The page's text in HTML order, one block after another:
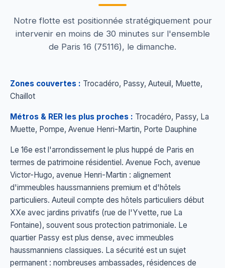
Notre flotte est positionnée stratégiquement pour
intervenir en moins de 30 minutes sur l'ensemble
de Paris 16 (75116), le dimanche.
Zones couvertes : Trocadéro, Passy, Auteuil, Muette,
Chaillot
Métros & RER les plus proches : Trocadéro, Passy, La
Muette, Pompe, Avenue Henri-Martin, Porte Dauphine
Le 16e est l'arrondissement le plus huppé de Paris en
termes de patrimoine résidentiel. Avenue Foch, avenue
Victor-Hugo, avenue Henri-Martin : alignement
d'immeubles haussmanniens premium et d'hôtels
particuliers. Auteuil compte des hôtels particuliers début
XXe avec jardins privatifs (rue de l'Yvette, rue La
Fontaine), souvent sous protection patrimoniale. Le
quartier Passy est plus dense, avec immeubles
haussmanniens classiques. La sécurité est un sujet
permanent : nombreuses ambassades, résidences de